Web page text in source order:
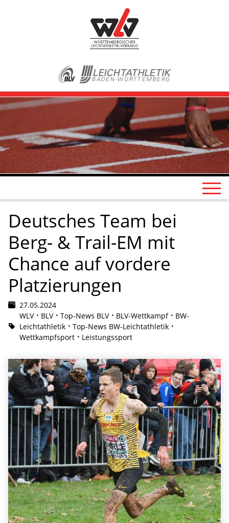
Deutsches Team bei
Berg- & Trail-EM mit
Chance auf vordere
Platzierungen
27.05.2024
WLV
BLV Top-News BLV BLV-Wettkampf
BW-
Leichtathletik
Top-News BW-Leichtathletik
Wettkampfsport
Leistungssport